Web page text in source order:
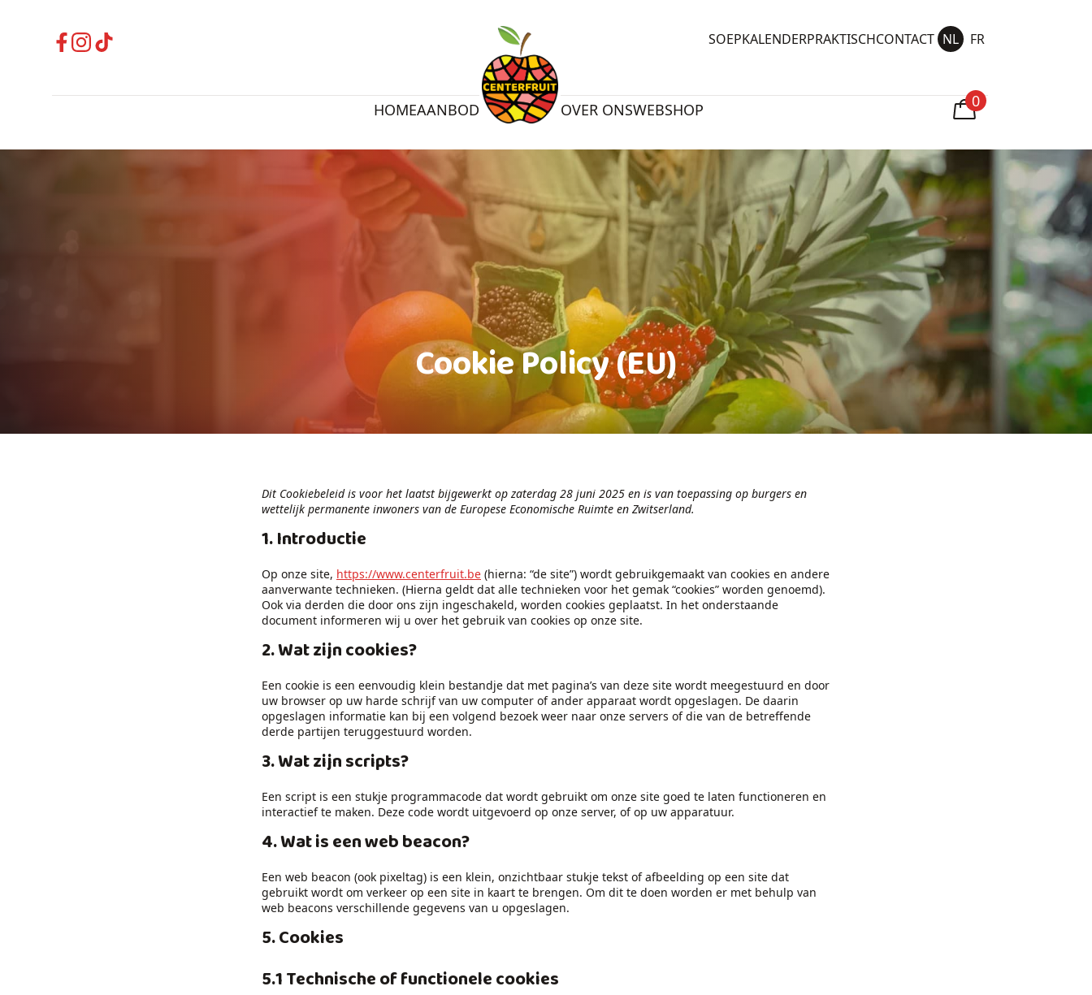
HOMEAANBOD
SOEPKALENDERPRAKTISCHCONTACT NL FR
OVER ONSWEBSHOP 0
Cookie Policy (EU)
Dit Cookiebeleid is voor het laatst bijgewerkt op zaterdag 28 juni 2025 en is van toepassing op burgers en
wettelijk permanente inwoners van de Europese Economische Ruimte en Zwitserland.
1. Introductie
Op onze site, https://www.centerfruit.be (hierna: “de site”) wordt gebruikgemaakt van cookies en andere
aanverwante technieken. (Hierna geldt dat alle technieken voor het gemak “cookies” worden genoemd).
Ook via derden die door ons zijn ingeschakeld, worden cookies geplaatst. In het onderstaande
document informeren wij u over het gebruik van cookies op onze site.
2. Wat zijn cookies?
Een cookie is een eenvoudig klein bestandje dat met pagina’s van deze site wordt meegestuurd en door
uw browser op uw harde schrijf van uw computer of ander apparaat wordt opgeslagen. De daarin
opgeslagen informatie kan bij een volgend bezoek weer naar onze servers of die van de betreffende
derde partijen teruggestuurd worden.
3. Wat zijn scripts?
Een script is een stukje programmacode dat wordt gebruikt om onze site goed te laten functioneren en
interactief te maken. Deze code wordt uitgevoerd op onze server, of op uw apparatuur.
4. Wat is een web beacon?
Een web beacon (ook pixeltag) is een klein, onzichtbaar stukje tekst of afbeelding op een site dat
gebruikt wordt om verkeer op een site in kaart te brengen. Om dit te doen worden er met behulp van
web beacons verschillende gegevens van u opgeslagen.
5. Cookies
5.1 Technische of functionele cookies